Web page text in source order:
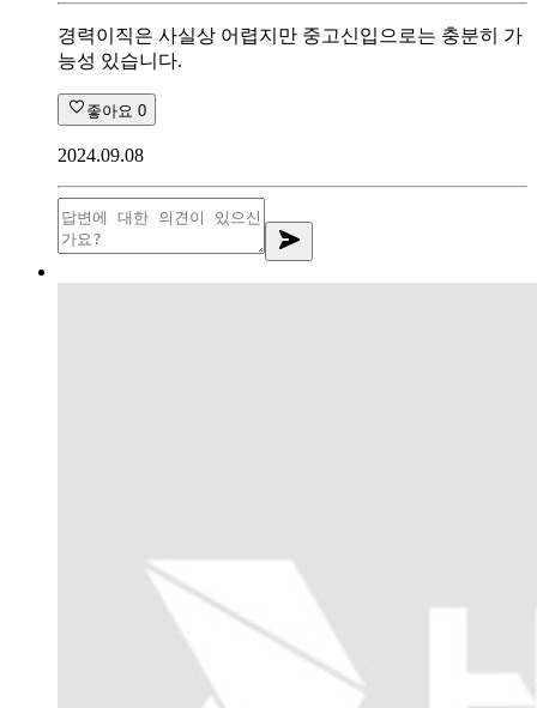
경력이직은 사실상 어렵지만 중고신입으로는 충분히 가
능성 있습니다.
좋아요 0
2024.09.08